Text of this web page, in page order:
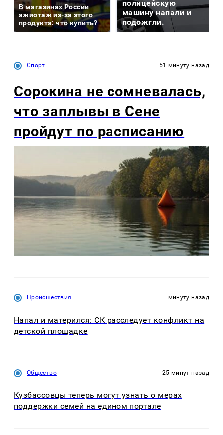
В магазинах России
ажиотаж из-за этого
продукта: что купить?
полицейскую
машину напали и
подожгли.
Спорт 51 минуту назад
Сорокина не сомневалась,
что заплывы в Сене
пройдут по расписанию
Происшествия минуту назад
Напал и матерился: СК расследует конфликт на
детской площадке
Общество 25 минут назад
Кузбассовцы теперь могут узнать о мерах
поддержки семей на едином портале